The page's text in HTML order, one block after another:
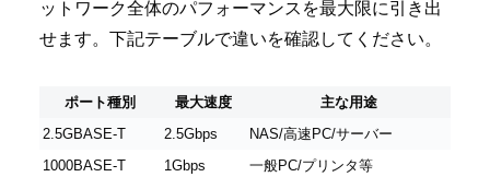
ットワーク全体のパフォーマンスを最大限に引き出
せます。下記テーブルで違いを確認してください。
ポート種別 最大速度
主な用途
2.5GBASE-T
2.5Gbps
NAS/高速PC/サーバー
1000BASE-T
1Gbps 一般PC/プリンタ等